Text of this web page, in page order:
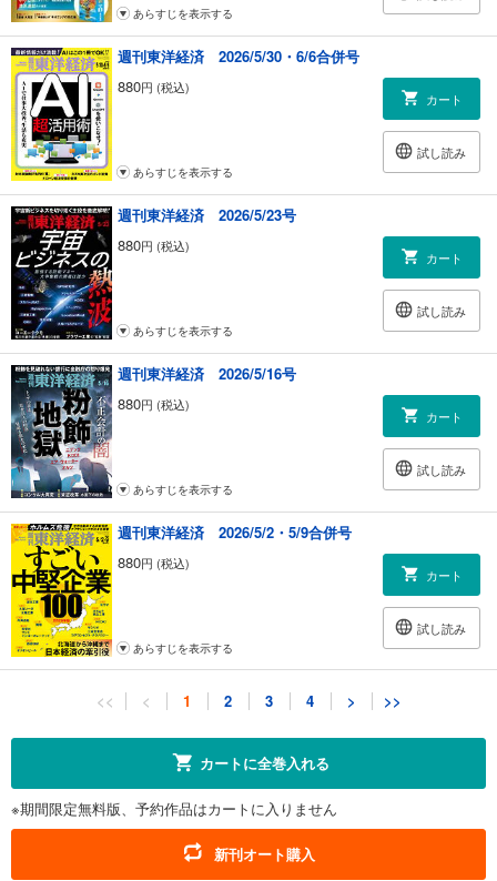
あらすじを表示する
週刊東洋経済 2026/5/30・6/6合併号
880円 (税込)
カート
試し読み
あらすじを表示する
週刊東洋経済 2026/5/23号
880円 (税込)
カート
試し読み
あらすじを表示する
週刊東洋経済 2026/5/16号
880円 (税込)
カート
試し読み
あらすじを表示する
週刊東洋経済 2026/5/2・5/9合併号
880円 (税込)
カート
試し読み
あらすじを表示する
週刊東洋経済 2026/4/18・4/25合併号
試し読み
あらすじを表示する
週刊東洋経済 2026/4/11号
<< < 1 2 3 4 > >>
カートに全巻入れる
※期間限定無料版、予約作品はカートに入りません
新刊オート購入